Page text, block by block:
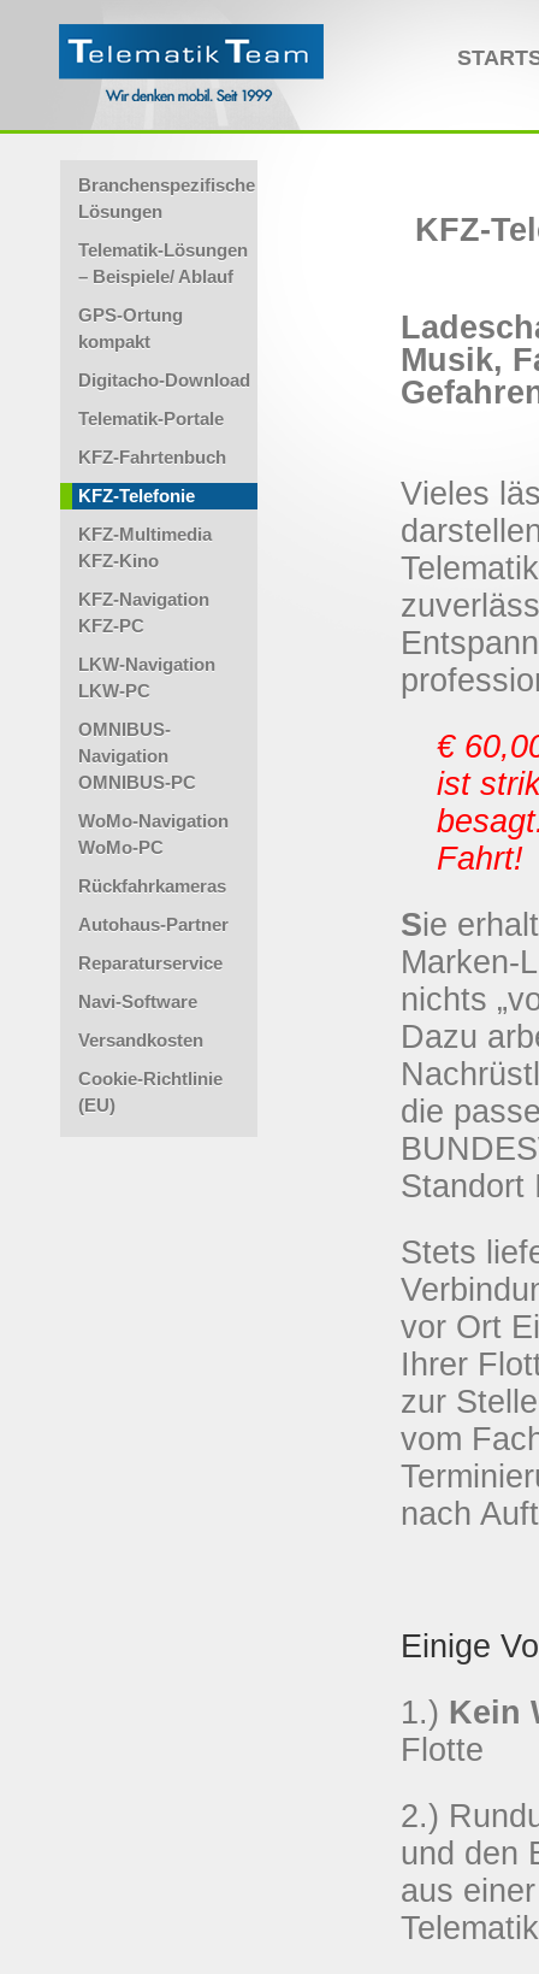
Branchenspezifische
Lösungen
Telematik-Lösungen
– Beispiele/ Ablauf
GPS-Ortung
kompakt
Digitacho-Download
Telematik-Portale
KFZ-Fahrtenbuch
KFZ-Telefonie
KFZ-Multimedia
KFZ-Kino
KFZ-Navigation
KFZ-PC
LKW-Navigation
LKW-PC
OMNIBUS-
Navigation
OMNIBUS-PC
WoMo-Navigation
WoMo-PC
Rückfahrkameras
Autohaus-Partner
Reparaturservice
Navi-Software
Versandkosten
Cookie-Richtlinie
(EU)
KFZ-
Musik,
Vieles
€
ist
Fahrt!
Sie
Marken-
nichts
Dazu
die
Standort
Stets
vor Ort
Ihrer
zur
vom
nach
Einige
1.) Kein
Flotte
2.)
und den
aus